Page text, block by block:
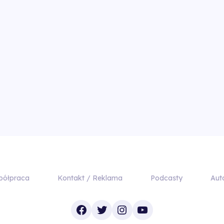
Kontakt / Reklama Podcasty
Facebook
TwitterInstagram
YouTube